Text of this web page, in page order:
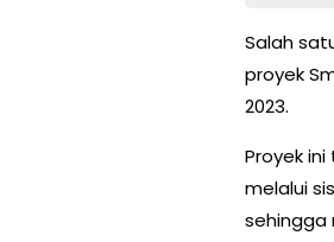
Salah
proyek
2023.
Proyek
melalui
sehingga